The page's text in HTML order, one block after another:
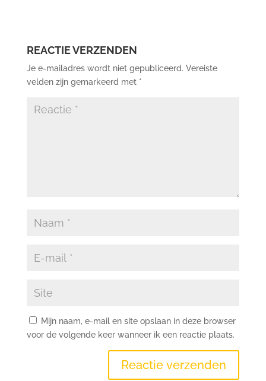
REACTIE VERZENDEN
Je e-mailadres wordt niet gepubliceerd. Vereiste
velden zijn gemarkeerd met *
Mijn naam, e-mail en site opslaan in deze browser
voor de volgende keer wanneer ik een reactie plaats.